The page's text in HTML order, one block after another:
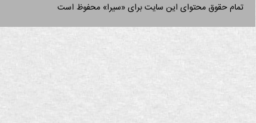
تمام حقوق محتوای این سایت برای «سیرا» محفوظ است